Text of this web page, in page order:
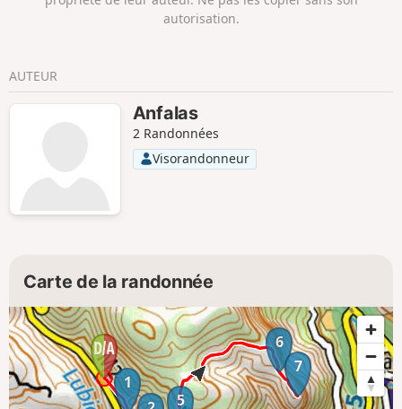
autorisation.
AUTEUR
Anfalas
2 Randonnées
Visorandonneur
Carte de la randonnée
1
5
6
7